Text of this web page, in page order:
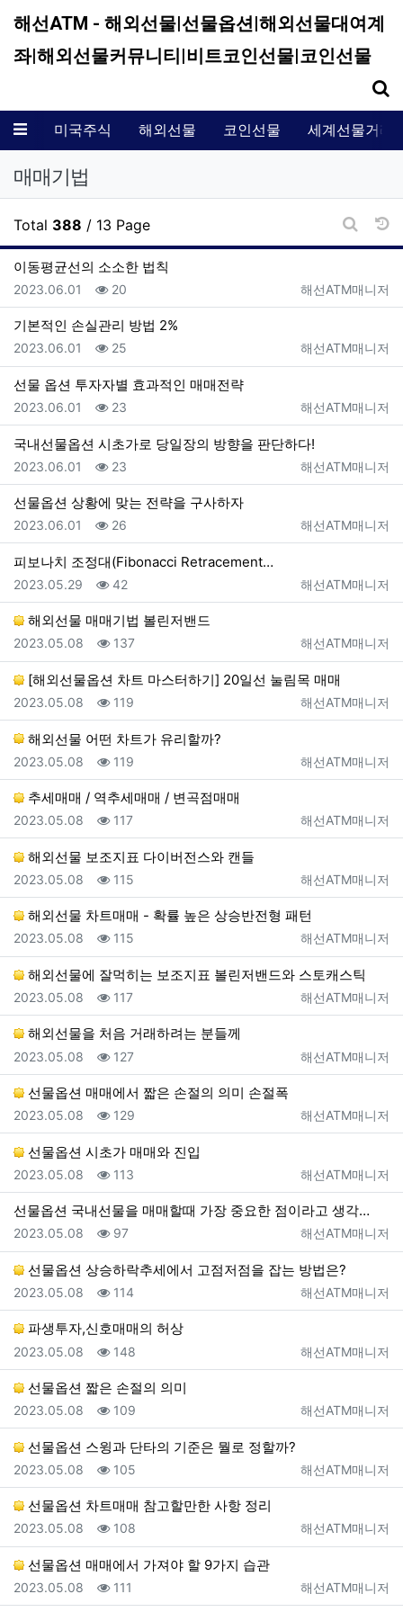
해선ATM - 해외선물|선물옵션|해외선물대여계
좌|해외선물커뮤니티|비트코인선물|코인선물
메뉴 미국주식 해외선물 코인선물 세계선물거래
매매기법
Total 388 / 13 Page
게시판
이동평균선의 소소한 법칙
등록자
해선ATM매니저
등록일
2023.06.01 조회
20
기본적인 손실관리 방법 2%
등록자
해선ATM매니저
등록일
2023.06.01 조회
25
선물 옵션 투자자별 효과적인 매매전략
등록자
해선ATM매니저
등록일
2023.06.01 조회
23
국내선물옵션 시초가로 당일장의 방향을 판단하다!
등록자
해선ATM매니저
등록일
2023.06.01 조회
23
선물옵션 상황에 맞는 전략을 구사하자
등록자
해선ATM매니저
등록일
2023.06.01 조회
26
피보나치 조정대(Fibonacci Retracement…
등록자
해선ATM매니저
등록일
2023.05.29 조회
42
해외선물 매매기법 볼린저밴드
등록자
해선ATM매니저
등록일
2023.05.08 조회
137
[해외선물옵션 차트 마스터하기] 20일선 눌림목 매매
등록자
해선ATM매니저
등록일
2023.05.08 조회
119
해외선물 어떤 차트가 유리할까?
등록자
해선ATM매니저
등록일
2023.05.08 조회
119
추세매매 / 역추세매매 / 변곡점매매
등록자
해선ATM매니저
등록일
2023.05.08 조회
117
해외선물 보조지표 다이버전스와 캔들
등록자
해선ATM매니저
등록일
2023.05.08 조회
115
해외선물 차트매매 - 확률 높은 상승반전형 패턴
등록자
해선ATM매니저
등록일
2023.05.08 조회
115
해외선물에 잘먹히는 보조지표 볼린저밴드와 스토캐스틱
등록자
해선ATM매니저
등록일
2023.05.08 조회
117
해외선물을 처음 거래하려는 분들께
등록자
해선ATM매니저
등록일
2023.05.08 조회
127
선물옵션 매매에서 짧은 손절의 의미 손절폭
등록자
해선ATM매니저
등록일
2023.05.08 조회
129
선물옵션 시초가 매매와 진입
등록자
해선ATM매니저
등록일
2023.05.08 조회
113
선물옵션 국내선물을 매매할때 가장 중요한 점이라고 생각…
등록자
해선ATM매니저
등록일
2023.05.08 조회
97
선물옵션 상승하락추세에서 고점저점을 잡는 방법은?
등록자
해선ATM매니저
등록일
2023.05.08 조회
114
파생투자,신호매매의 허상
등록자
해선ATM매니저
등록일
2023.05.08 조회
148
선물옵션 짧은 손절의 의미
등록자
해선ATM매니저
등록일
2023.05.08 조회
109
선물옵션 스윙과 단타의 기준은 뭘로 정할까?
등록자
해선ATM매니저
등록일
2023.05.08 조회
105
선물옵션 차트매매 참고할만한 사항 정리
등록자
해선ATM매니저
등록일
2023.05.08 조회
108
선물옵션 매매에서 가져야 할 9가지 습관
등록자
해선ATM매니저
등록일
2023.05.08 조회
111